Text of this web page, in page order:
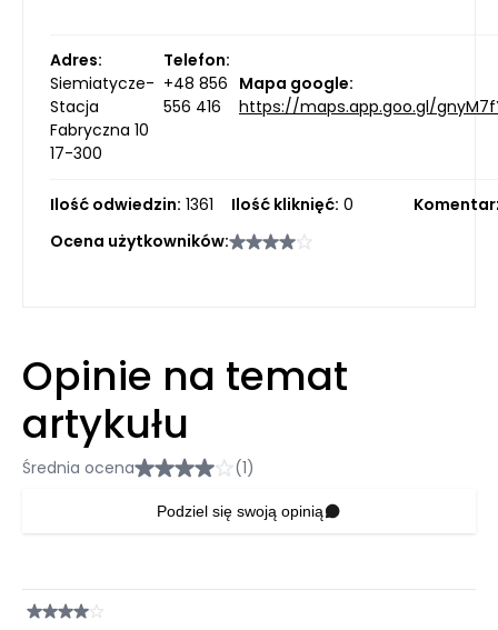
Adres:
Siemiatycze-
Stacja
Fabryczna 10
17-300
Telefon:
+48 856
556 416
Mapa google:
https://maps.app.goo.gl/
Ilość odwiedzin: 1361 Ilość kliknięć: 0
Ocena użytkowników:
Opinie na temat
artykułu
Średnia ocena (1)
Podziel się swoją opinią